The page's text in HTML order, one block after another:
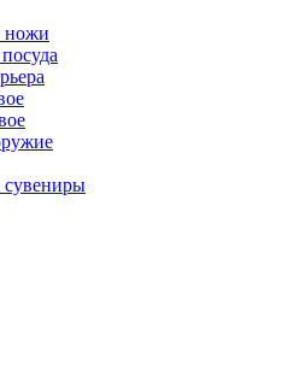
ножи
сувениры